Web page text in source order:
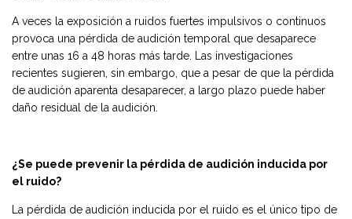
A veces la exposición a ruidos fuertes impulsivos o continuos
provoca una pérdida de audición temporal que desaparece
entre unas 16 a 48 horas más tarde. Las investigaciones
recientes sugieren, sin embargo, que a pesar de que la pérdida
de audición aparenta desaparecer, a largo plazo puede haber
daño residual de la audición.
¿Se puede prevenir la pérdida de audición inducida por
el ruido?
La pérdida de audición inducida por el ruido es el único tipo de